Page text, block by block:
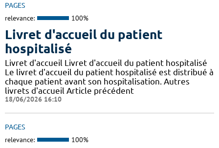
PAGES
relevance: 100%
Livret d'accueil du patient
hospitalisé
Livret d'accueil Livret d'accueil du patient hospitalisé
Le livret d'accueil du patient hospitalisé est distribué à
chaque patient avant son hospitalisation. Autres
livrets d'accueil Article précédent
18/06/2026 16:10
PAGES
relevance: 100%